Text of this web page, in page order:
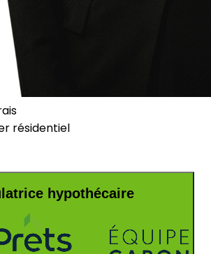
résidentiel
hypothécaire